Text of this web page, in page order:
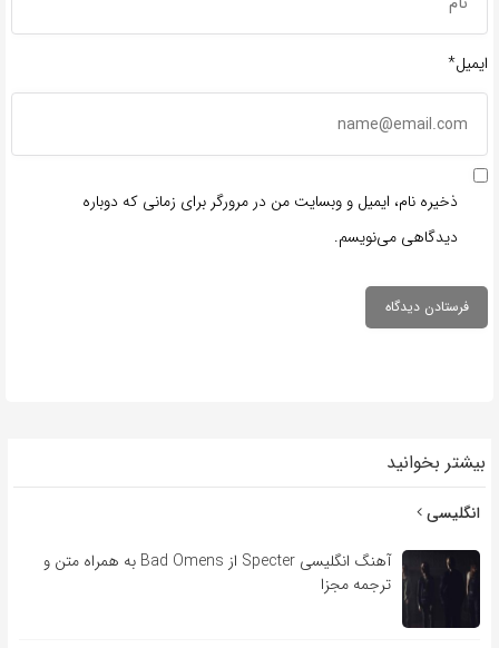
ایمیل*
ذخیره نام، ایمیل و وبسایت من در مرورگر برای زمانی که دوباره
دیدگاهی می‌نویسم.
بیشتر بخوانید
انگلیسی
آهنگ انگلیسی Specter از Bad Omens به همراه متن و
ترجمه مجزا